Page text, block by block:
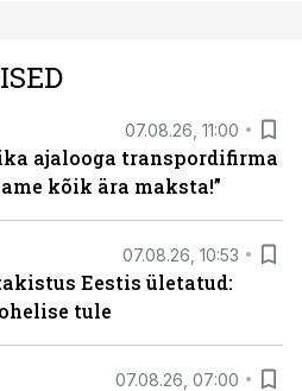
07.08.26, 11:00
ajalooga transpordifirma
kõik ära maksta!”
07.08.26, 10:53
Eestis ületatud:
tule
07.08.26, 07:00